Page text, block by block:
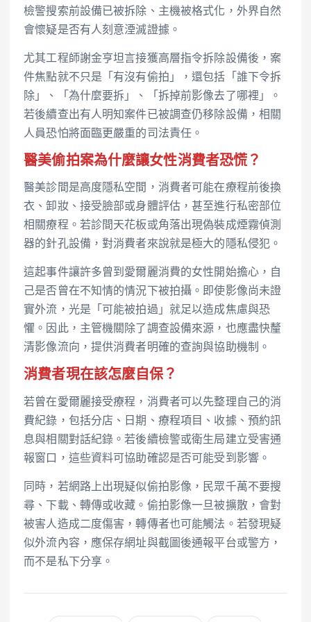
檢警搜索前設備已被拆除、主機被格式化，外界自然
會懷疑是否有人刻意湮滅證據。
尤其工程師謝金亨坦言接獲高層指令拆除設備後，案
件焦點就不只是「有沒有偷拍」，還包括「誰下令拆
除」、「為什麼要拆」、「拆掉前影像去了哪裡」。
若後續查出有人明知案件已被調查仍移除設備，相關
人員恐怕將面臨更嚴重的司法責任。
醫美偷拍案為什麼讓女性消費者恐慌？
醫美診間是高度隱私空間，消費者可能在療程前後換
衣、卸妝、接受臉部或身體評估，甚至進行私密部位
相關療程。若診間天花板或角落出現偽裝成煙霧偵測
器的針孔設備，對消費者來說就是極大的隱私侵犯。
這起事件讓許多曾到愛爾麗消費的女性開始擔心，自
己是否曾在不知情的情況下被拍攝。即使影像尚未證
實外流，光是「可能被拍過」就足以造成焦慮與恐
懼。因此，主管機關除了調查設備來源，也應盡快釐
清影像流向，提供消費者明確的查詢與協助機制。
消費者現在該怎麼自保？
若曾在愛爾麗接受療程，消費者可以先整理自己的消
費紀錄，包括分店、日期、療程項目、收據、預約訊
息與相關對話紀錄。若後續檢警或衛生局建立受害通
報窗口，這些資料可協助確認是否可能受到影響。
同時，若網路上出現疑似偷拍影像，民眾千萬不要搜
尋、下載、轉傳或收藏。偷拍影像一旦被擴散，會對
被害人造成二度傷害，轉傳者也可能觸法。若發現疑
似外流內容，應保存網址與截圖後通報平台或警方，
而不是私下分享。